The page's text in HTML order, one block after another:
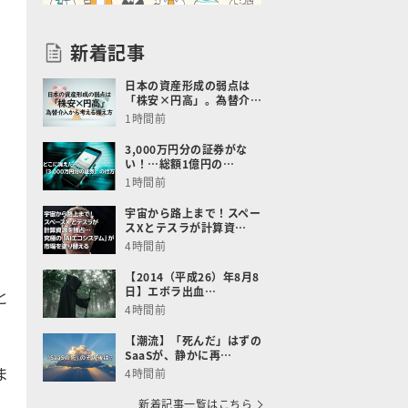
新着記事
日本の資産形成の弱点は
「株安×円高」。為替介…
1時間前
3,000万円分の証券がな
い！…総額1億円の…
1時間前
宇宙から路上まで！スペー
スXとテスラが計算資…
4時間前
【2014（平成26）年8月8
日】エボラ出血…
4時間前
【潮流】「死んだ」はずの
SaaSが、静かに再…
4時間前
新着記事一覧はこちら